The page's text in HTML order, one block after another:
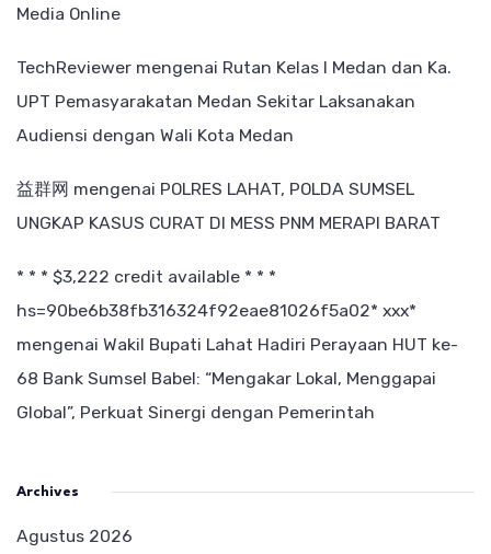
Media Online
TechReviewer mengenai Rutan Kelas I Medan dan Ka.
UPT Pemasyarakatan Medan Sekitar Laksanakan
Audiensi dengan Wali Kota Medan
益群网 mengenai POLRES LAHAT, POLDA SUMSEL
UNGKAP KASUS CURAT DI MESS PNM MERAPI BARAT
* * * $3,222 credit available * * *
hs=90be6b38fb316324f92eae81026f5a02* ххх*
mengenai Wakil Bupati Lahat Hadiri Perayaan HUT ke-
68 Bank Sumsel Babel: “Mengakar Lokal, Menggapai
Global”, Perkuat Sinergi dengan Pemerintah
Archives
Agustus 2026